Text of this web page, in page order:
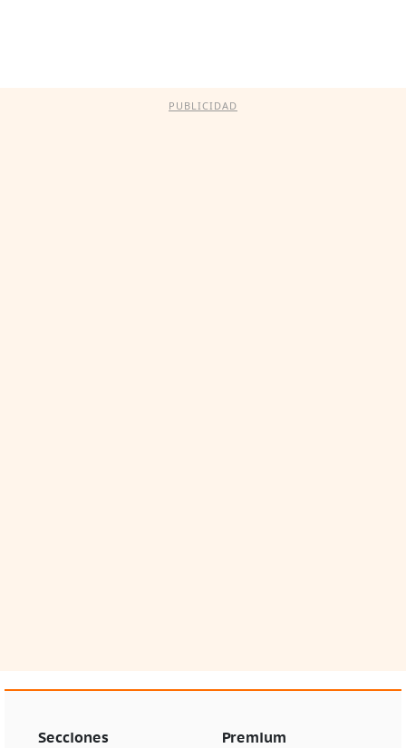
PUBLICIDAD
Secciones Premium